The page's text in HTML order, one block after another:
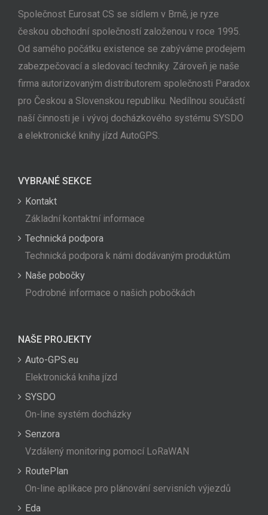
Společnost Eurosat CS se sídlem v Brně, je ryze
českou obchodní společností založenou v roce 1995.
Od samého počátku existence se zabýváme prodejem
zabezpečovací a sledovací techniky. Zároveň je naše
firma autorizovaným distributorem společnosti Paradox
pro Českou a Slovenskou republiku. Nedílnou součástí
naší činnosti je i vývoj docházkového systému SYSDO
a elektronické knihy jízd AutoGPS.
VYBRANÉ SEKCE
Kontakt
Základní kontaktní informace
Technická podpora
Technická podpora k námi dodávaným produktům
Naše pobočky
Podrobné informace o našich pobočkách
NAŠE PROJEKTY
Auto-GPS.eu
Elektronická kniha jízd
SYSDO
On-line systém docházky
Senzora
Vzdálený monitoring pomocí LoRaWAN
RoutePlan
On-line aplikace pro plánování servisních výjezdů
Eda